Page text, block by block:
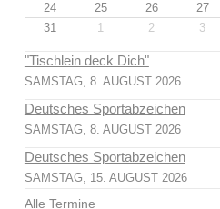
24
25 26 27
31
1 2 3
"Tischlein deck Dich"
SAMSTAG, 8. AUGUST 2026
Deutsches Sportabzeichen
SAMSTAG, 8. AUGUST 2026
Deutsches Sportabzeichen
SAMSTAG, 15. AUGUST 2026
Alle Termine